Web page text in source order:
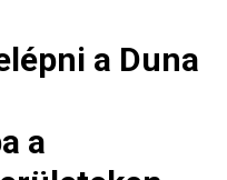
a Duna
a